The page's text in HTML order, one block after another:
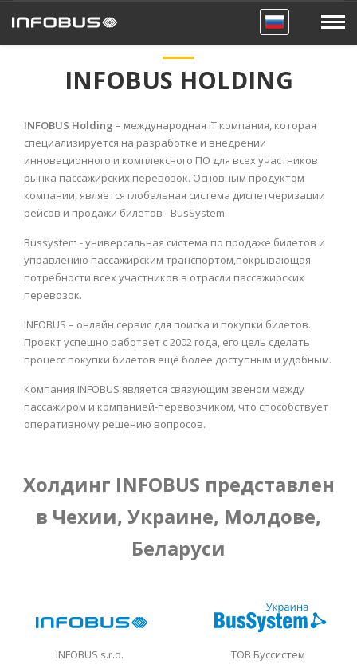
INFOBUS HOLDING
INFOBUS Holding – международная IT компания, которая
специализируется на разработке и внедрении
инновационного и комплексного ПО для всех участников
рынка пассажирских перевозок. Основным продуктом
компании, является глобальная система диспетчеризации
рейсов и продажи билетов - BusSystem.
Bussystem - универсальная система по продаже билетов и
управлению пассажирским транспортом,покрывающая
потребности всех участников в отрасли пассажирских
перевозок.
INFOBUS – онлайн сервис для поиска и покупки билетов.
Проект успешно работает с 2002 года, его цель сделать
процесс покупки билетов ещё более доступным и удобным.
Компания INFOBUS является связующим звеном между
пассажиром и компанией-перевозчиком, что способствует
оперативному решению вопросов.
Холдинг INFOBUS представлен
в Чехии, Украине, Молдове,
Беларуси
INFOBUS s.r.o.
ТОВ Буссистем